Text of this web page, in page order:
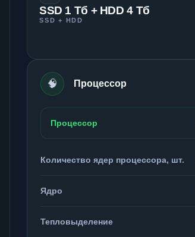
SSD 1 Тб + HDD 4 Тб
SSD + HDD
🧠 Процессор
Процессор
Количество ядер процессора, шт.
Ядро
Тепловыделение